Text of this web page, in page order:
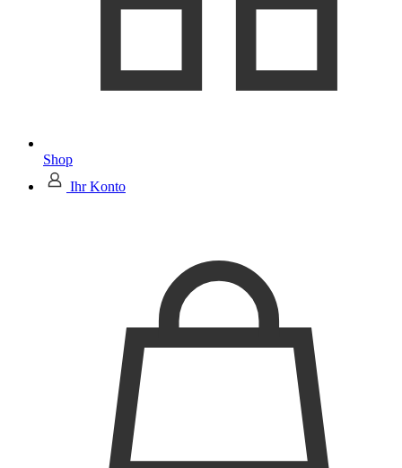
Shop
Ihr Konto